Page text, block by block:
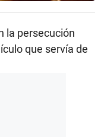
la persecución
que servía de